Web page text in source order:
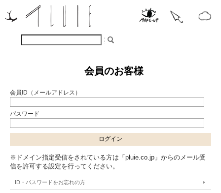
会員のお客様
会員ID（メールアドレス）
パスワード
※ドメイン指定受信をされている方は「pluie.co.jp」からのメール受
信を許可する設定を行ってください。
ID・パスワードをお忘れの方